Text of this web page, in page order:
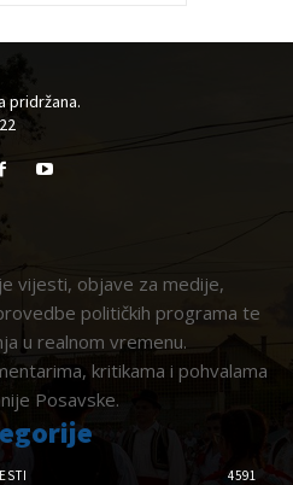
pridržana.
vijesti, objave za medije,
političkih programa te
u realnom vremenu.
kritikama i pohvalama
Posavske.
4591